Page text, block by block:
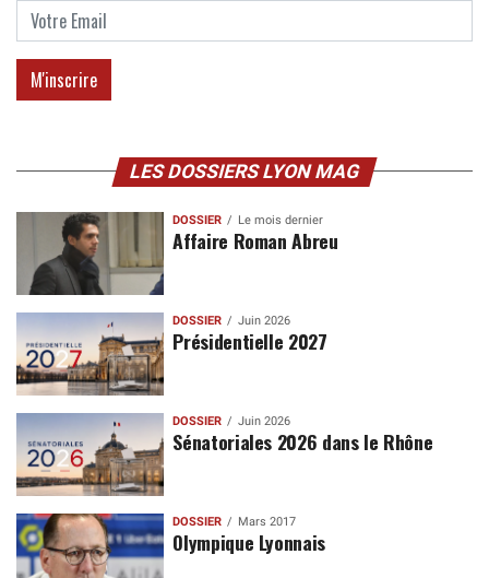
LES DOSSIERS LYON MAG
DOSSIER Le mois dernier
Affaire Roman Abreu
DOSSIER Juin 2026
Présidentielle 2027
DOSSIER Juin 2026
Sénatoriales 2026 dans le Rhône
DOSSIER Mars 2017
Olympique Lyonnais